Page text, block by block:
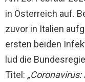
in Österreich auf.
zuvor in Italien
ersten beiden
lud die
Titel: „Coronavirus: